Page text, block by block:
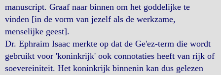
manuscript. Graaf naar binnen om het goddelijke te
vinden [in de vorm van jezelf als de werkzame,
menselijke geest].
Dr. Ephraim Isaac merkte op dat de Ge'ez-term die wordt
gebruikt voor 'koninkrijk' ook connotaties heeft van rijk of
soevereiniteit. Het koninkrijk binnenin kan dus gelezen